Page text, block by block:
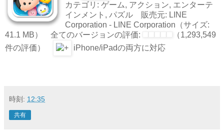
カテゴリ: ゲーム, アクション, エンターテ
インメント, パズル 販売元: LINE
Corporation - LINE Corporation（サイズ:
41.1 MB） 全てのバージョンの評価:
（1,293,549
件の評価）
iPhone/iPadの両方に対応
時刻: 12:35
共有